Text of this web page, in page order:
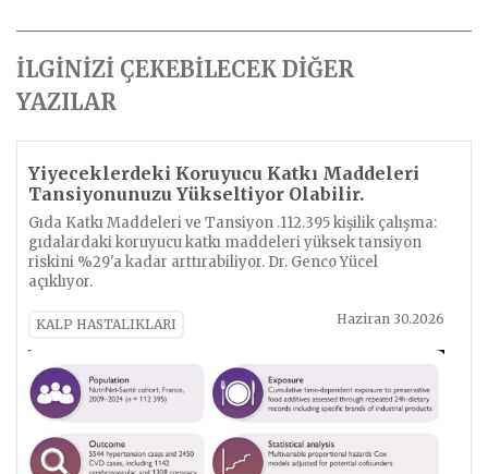
İLGİNİZİ ÇEKEBİLECEK DİĞER
YAZILAR
Yiyeceklerdeki Koruyucu Katkı Maddeleri
Tansiyonunuzu Yükseltiyor Olabilir.
Gıda Katkı Maddeleri ve Tansiyon .112.395 kişilik çalışma:
gıdalardaki koruyucu katkı maddeleri yüksek tansiyon
riskini %29'a kadar arttırabiliyor. Dr. Genco Yücel
açıklıyor.
KALP HASTALIKLARI Haziran 30.2026